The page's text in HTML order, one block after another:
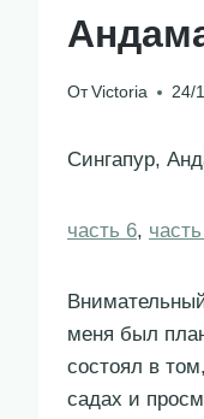
От Victoria 24/
Сингапур,
часть 6,
меня был
состоял в
садах и